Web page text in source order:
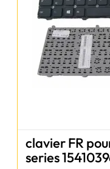
clavier FR
series